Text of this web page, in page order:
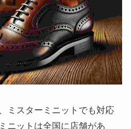
ミスターミニットでも対応
ニットは全国に店舗があ